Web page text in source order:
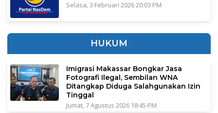
Selasa, 3 Februari 2026 20:03 PM
HUKUM
Imigrasi Makassar Bongkar Jasa
Fotografi Ilegal, Sembilan WNA
Ditangkap Diduga Salahgunakan Izin
Tinggal
Jumat, 7 Agustus 2026 18:45 PM